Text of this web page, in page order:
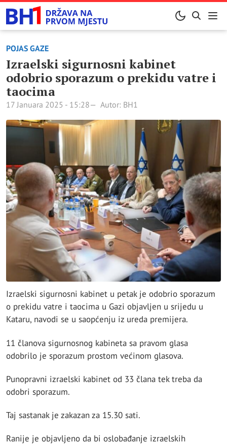
POJAS GAZE
Izraelski sigurnosni kabinet
odobrio sporazum o prekidu vatre i
taocima
17 Januara 2025 - 15:28 Autor: BH1
Izraelski sigurnosni kabinet u petak je odobrio sporazum
o prekidu vatre i taocima u Gazi objavljen u srijedu u
Kataru, navodi se u saopćenju iz ureda premijera.
11 članova sigurnosnog kabineta sa pravom glasa
odobrilo je sporazum prostom većinom glasova.
Punopravni izraelski kabinet od 33 člana tek treba da
odobri sporazum.
Taj sastanak je zakazan za 15.30 sati.
Ranije je objavljeno da bi oslobađanje izraelskih